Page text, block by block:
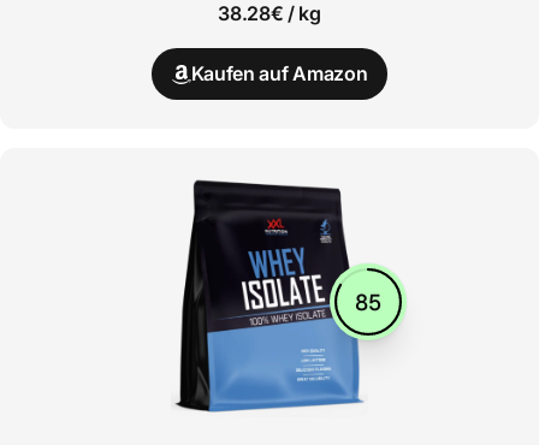
38.28€ / kg
Kaufen auf Amazon
85